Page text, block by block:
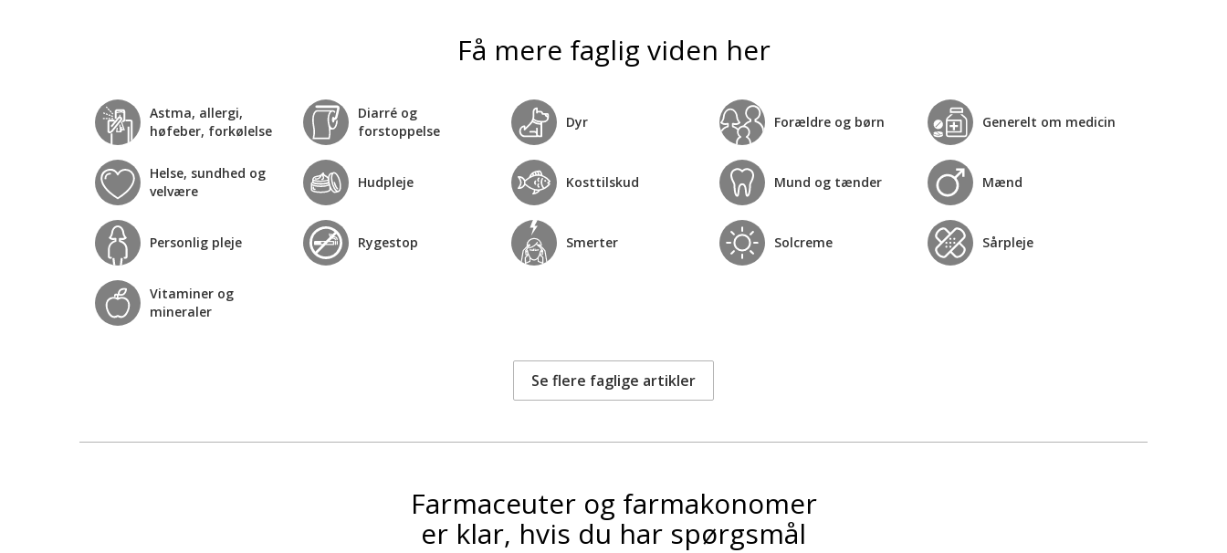
Få mere faglig viden her
Astma, allergi,
høfeber, forkølelse
Diarré og
forstoppelse
Dyr Forældre og børn Generelt om medicin
Helse, sundhed og
velvære
Hudpleje Kosttilskud Mund og tænder Mænd
Personlig pleje Rygestop Smerter Solcreme Sårpleje
Vitaminer og
mineraler
Se flere faglige artikler
Farmaceuter og farmakonomer
er klar, hvis du har spørgsmål